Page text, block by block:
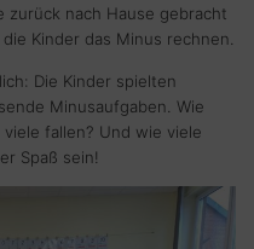
zurück nach Hause gebracht
Kinder das Minus rechnen.
Die Kinder spielten
Minusaufgaben. Wie
fallen? Und wie viele
Spaß sein!